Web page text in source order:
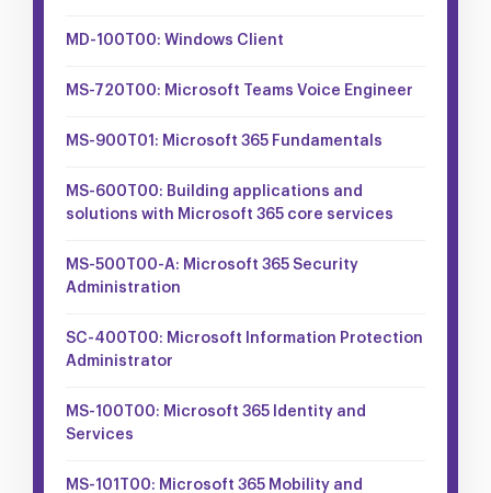
MD-100T00: Windows Client
MS-720T00: Microsoft Teams Voice Engineer
MS-900T01: Microsoft 365 Fundamentals
MS-600T00: Building applications and
solutions with Microsoft 365 core services
MS-500T00-A: Microsoft 365 Security
Administration
SC-400T00: Microsoft Information Protection
Administrator
MS-100T00: Microsoft 365 Identity and
Services
MS-101T00: Microsoft 365 Mobility and